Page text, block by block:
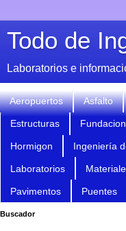
Todo de
Laboratorios e
Aeropuertos Asfalto
Estructuras
Hormigon Ingeniería
Laboratorios
Pavimentos Puentes
Buscador